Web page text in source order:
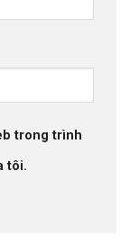
trong trình
tôi.